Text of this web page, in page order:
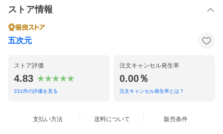
ストア情報
五次元
ストア評価
4.83
231件の評価を見る
注文キャンセル発生率
0.00％
注文キャンセル発生率とは？
支払い方法 送料について 販売条件